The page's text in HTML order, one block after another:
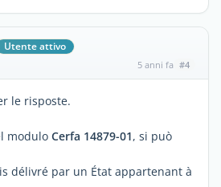
Utente attivo
5 anni fa #4
le risposte.
modulo Cerfa 14879-01, si può
délivré par un État appartenant à